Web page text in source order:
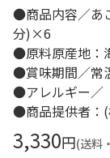
●商品内容／あ
分)×6
●原料原産地：
●賞味期間／常
●アレルギー／
●商品提供者：
3,330円(送料